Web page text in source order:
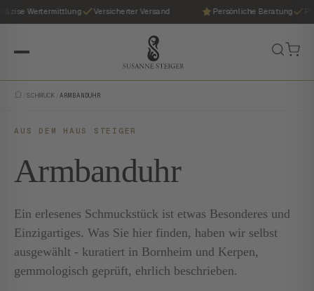
Wertermittlung Versicherter Versand Persönliche Beratung
SCHMUCK /ARMBANDUHR
AUS DEM HAUS STEIGER
Armbanduhr
Ein erlesenes Schmuckstück ist etwas Besonderes und
Einzigartiges. Was Sie hier finden, haben wir selbst
ausgewählt - kuratiert in Bornheim und Kerpen,
gemmologisch geprüft, ehrlich beschrieben.